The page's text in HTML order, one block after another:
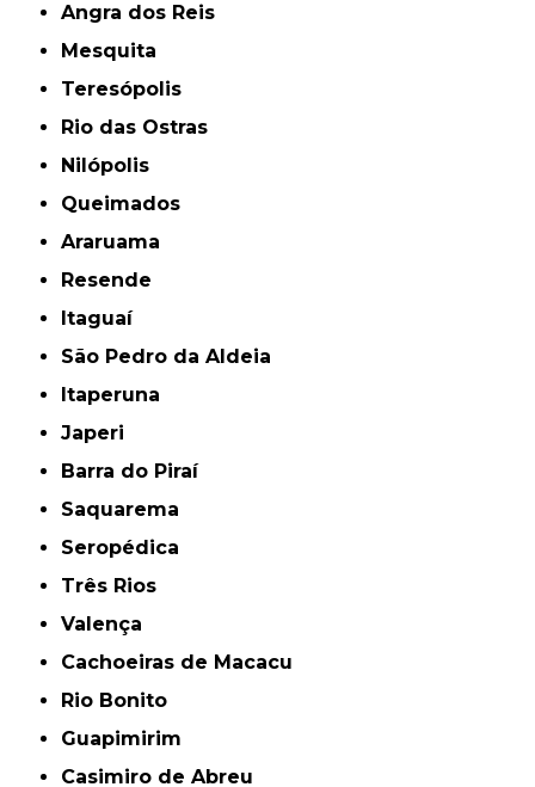
Angra dos Reis
Mesquita
Teresópolis
Rio das Ostras
Nilópolis
Queimados
Araruama
Resende
Itaguaí
São Pedro da Aldeia
Itaperuna
Japeri
Barra do Piraí
Saquarema
Seropédica
Três Rios
Valença
Cachoeiras de Macacu
Rio Bonito
Guapimirim
Casimiro de Abreu